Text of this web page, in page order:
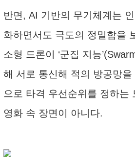
반면, AI 기반의 무기체계는
화하면서도 극도의 정밀함을
소형 드론이 ‘군집 지능
해 서로 통신해 적의 방공망을
으로 타격 우선순위를 정하는
영화 속 장면이 아니다.